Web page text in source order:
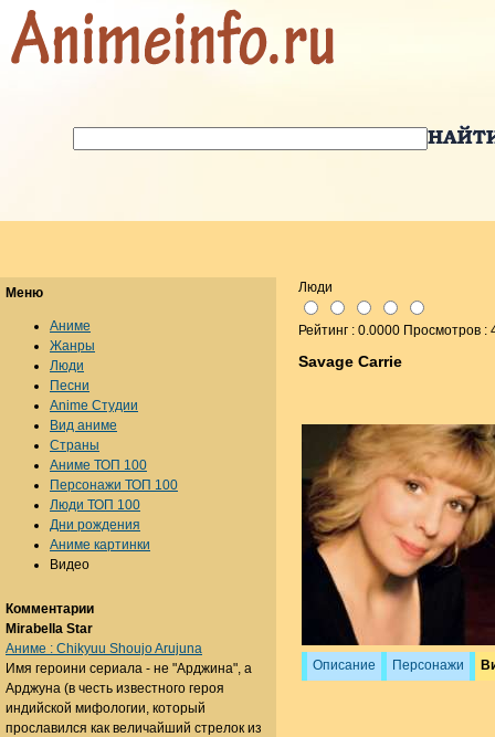
Люди
Рейтинг : 0.0000 Просмотров :
Savage Carrie
Описание Персонажи
Меню
Аниме
Жанры
Люди
Песни
Anime Студии
Вид аниме
Страны
Аниме ТОП 100
Персонажи ТОП 100
Люди ТОП 100
Дни рождения
Аниме картинки
Видео
Комментарии
Mirabella Star
Аниме : Chikyuu Shoujo Arujuna
Имя героини сериала - не "Арджина", а
Арджуна (в честь известного героя
индийской мифологии, который
прославился как величайший стрелок из